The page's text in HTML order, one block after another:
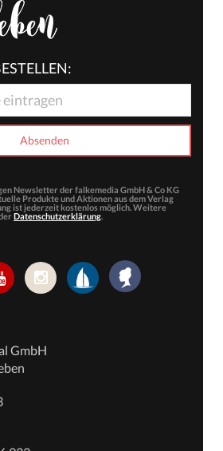
Newsletter der falkemedia GmbH & Co KG
Produkte und Aktionen aus dem Verlag
ist jederzeit kostenlos möglich. Weitere
Datenschutzerklärung.
GmbH